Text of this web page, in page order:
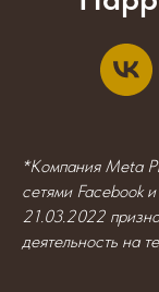
*Компания Meta
сетями Facebook
21.03.2022
деятельность на